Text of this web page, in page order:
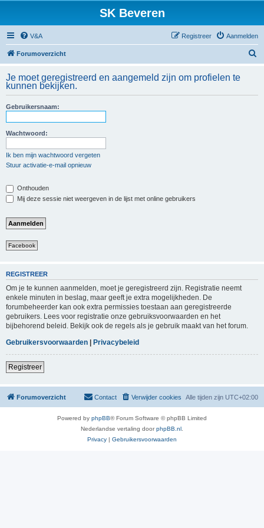
SK Beveren
V&A Aanmelden
Registreer
Forumoverzicht
k
Je moet geregistreerd en aangemeld zijn om profielen te
kunnen bekijken.
Gebruikersnaam:
Wachtwoord:
Ik ben mijn wachtwoord vergeten
Stuur activatie-e-mail opnieuw
Onthouden
Mij deze sessie niet weergeven in de lijst met online gebruikers
Facebook
REGISTREER
Om je te kunnen aanmelden, moet je geregistreerd zijn. Registratie neemt
enkele minuten in beslag, maar geeft je extra mogelijkheden. De
forumbeheerder kan ook extra permissies toestaan aan geregistreerde
gebruikers. Lees voor registratie onze gebruiksvoorwaarden en het
bijbehorend beleid. Bekijk ook de regels als je gebruik maakt van het forum.
Gebruikersvoorwaarden | Privacybeleid
Registreer
Forumoverzicht Alle tijden zijn UTC+02:00
Verwijder cookies
Contact
Powered by phpBB® Forum Software © phpBB Limited
Nederlandse vertaling doorphpBB.nl
Privacy | Gebruikersvoorwaarden